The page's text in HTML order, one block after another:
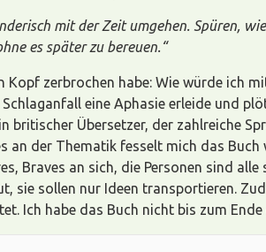
mit der Zeit umgehen. Spüren,
es später zu bereuen.“
zerbrochen habe: Wie würde ich
eine Aphasie erleide und
britischer Übersetzer, der zahlreiche
an der Thematik fesselt mich das
Braves an sich, die Personen sind
sie sollen nur Ideen transportieren.
Ich habe das Buch nicht bis zum Ende